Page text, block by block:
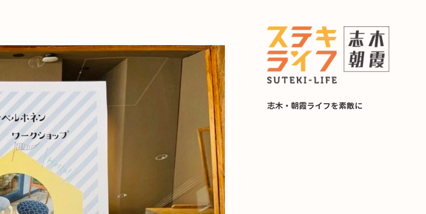
志木・朝霞ライフを素敵に
これからの暮らし 住み替え相談